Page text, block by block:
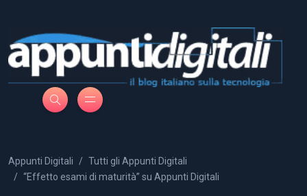
Appunti Digitali
Tutti gli Appunti Digitali
“Effetto esami di maturità” su Appunti Digitali